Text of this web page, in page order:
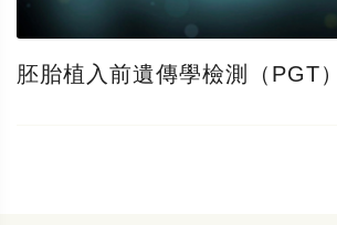
胚胎植入前遺傳學檢測（PGT）